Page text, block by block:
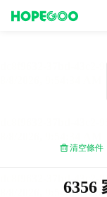
清空條件
6356